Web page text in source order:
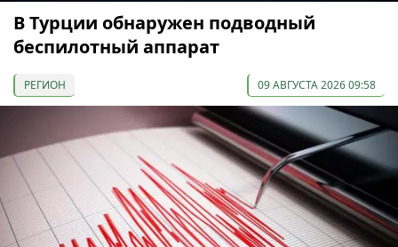
В Турции обнаружен подводный
беспилотный аппарат
РЕГИОН 09 АВГУСТА 2026 09:58